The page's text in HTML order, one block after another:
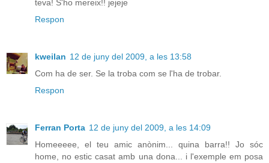
teva! S'ho mereix!! jejeje
Respon
kweilan 12 de juny del 2009, a les 13:58
Com ha de ser. Se la troba com se l'ha de trobar.
Respon
Ferran Porta 12 de juny del 2009, a les 14:09
Homeeeee, el teu amic anònim... quina barra!! Jo sóc
home, no estic casat amb una dona... i l'exemple em posa